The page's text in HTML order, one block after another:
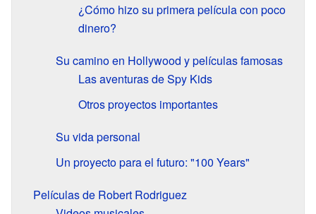
¿Cómo hizo su primera película con poco
dinero?
Su camino en Hollywood y películas famosas
Las aventuras de Spy Kids
Otros proyectos importantes
Su vida personal
Un proyecto para el futuro: "100 Years"
Películas de Robert Rodriguez